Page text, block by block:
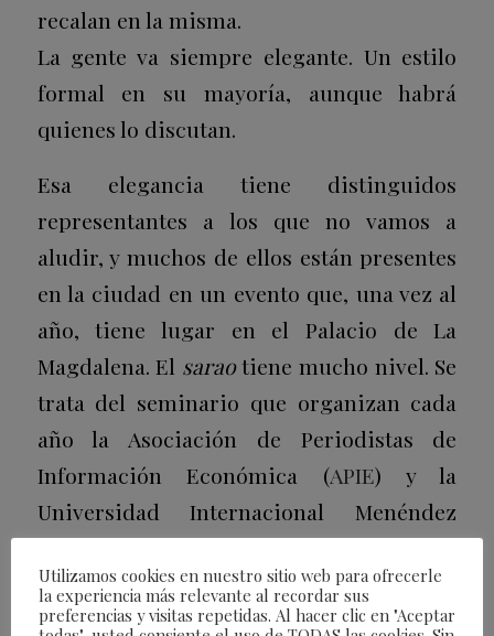
recalan en la misma.
La gente va siempre elegante. Un estilo
formal en su mayoría, aunque habrá
quienes lo discutan.
Esa elegancia tiene distinguidos
representantes a los que no vamos a
aludir, y muchos de ellos están presentes
en la ciudad en un evento que, una vez al
año, tiene lugar en el Palacio de La
Magdalena. El saraotiene mucho nivel. Se
trata del seminario que organizan cada
año la Asociación de Periodistas de
Información Económica (APIE) y la
Universidad Internacional Menéndez
Pelayo (UIMP), y que cuenta desde hace
décadas con el patrocinio de BBVA, la
entidad que preside Carlos Torres Vila.
Utilizamos cookies en nuestro sitio web para ofrecerle
la experiencia más relevante al recordar sus
preferencias y visitas repetidas. Al hacer clic en "Aceptar